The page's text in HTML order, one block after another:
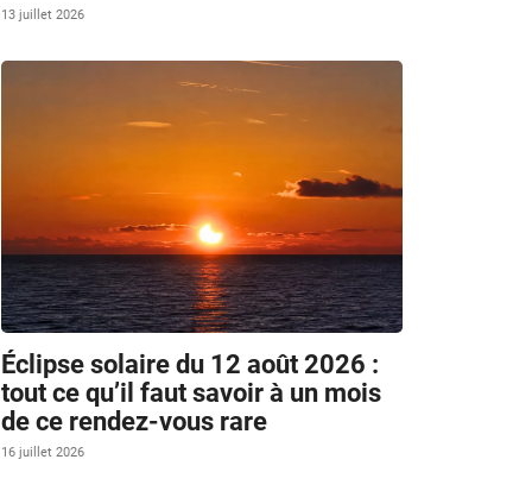
13 juillet 2026
Éclipse solaire du 12 août 2026 :
tout ce qu’il faut savoir à un mois
de ce rendez-vous rare
16 juillet 2026